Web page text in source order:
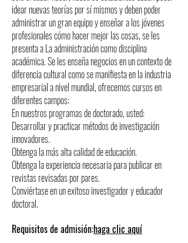
idear nuevas teorías por sí mismos y deben poder
administrar un gran equipo y enseñar a los jóvenes
profesionales cómo hacer mejor las cosas, se les
presenta a La administración como disciplina
académica. Se les enseña negocios en un contexto de
diferencia cultural como se manifiesta en la industria
empresarial a nivel mundial, ofrecemos cursos en
diferentes campos:
En nuestros programas de doctorado, usted:
Desarrollar y practicar métodos de investigación
innovadores.
Obtenga la más alta calidad de educación.
Obtenga la experiencia necesaria para publicar en
revistas revisadas por pares.
Conviértase en un exitoso investigador y educador
doctoral.
Requisitos de admisión:haga clic aquí